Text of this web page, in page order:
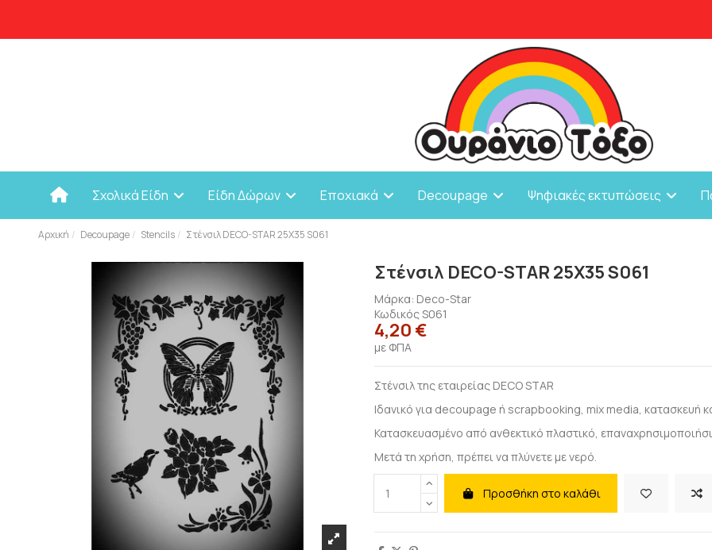
Σχολικά Είδη Είδη Δώρων Εποχιακά Decoupage Ψηφιακές εκτυπώσεις
Αρχική Decoupage Stencils Στένσιλ DECO-STAR 25X35 S061
Στένσιλ DECO-STAR 25X35 S061
Μάρκα: Deco-Star
ΚωδικόςS061
4,20 €
με ΦΠΑ
Στένσιλ της εταιρείας DECO STAR
Ιδανικό για decoupage ή scrapbooking, mix media,
Κατασκευασμένο από ανθεκτικό πλαστικό,
Μετά τη χρήση, πρέπει να πλύνετε με νερό.
Προσθήκη στο καλάθι